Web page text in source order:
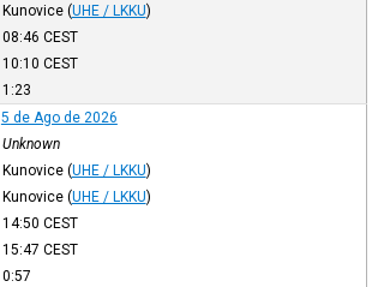
Kunovice (UHE / LKKU)
08:46 CEST
10:10 CEST
1:23
5 de Ago de 2026
Unknown
Kunovice (UHE / LKKU)
Kunovice (UHE / LKKU)
14:50 CEST
15:47 CEST
0:57